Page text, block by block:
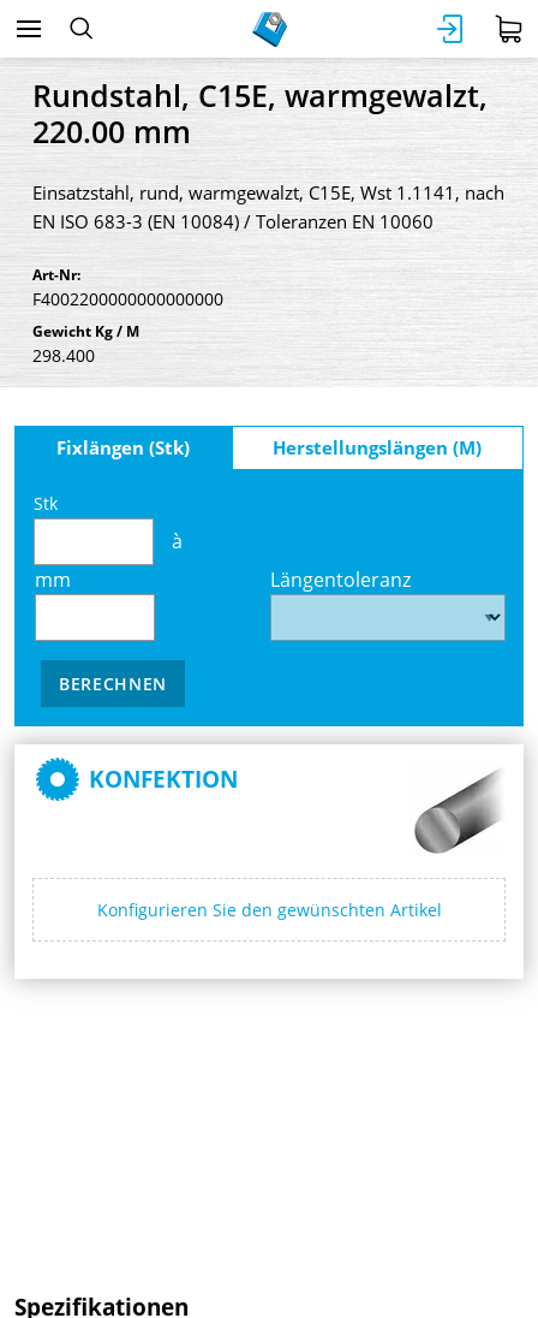
Rundstahl, C15E, warmgewalzt,
220.00 mm
Einsatzstahl, rund, warmgewalzt, C15E, Wst 1.1141, nach
EN ISO 683-3 (EN 10084) / Toleranzen EN 10060
Art-Nr:
F4002200000000000000
Gewicht Kg / M
298.400
Fixlängen (Stk) Herstellungslängen (M)
Stk
à
mm
Längentoleranz
BERECHNEN
KONFEKTION
Konfigurieren Sie den gewünschten Artikel
Spezifikationen